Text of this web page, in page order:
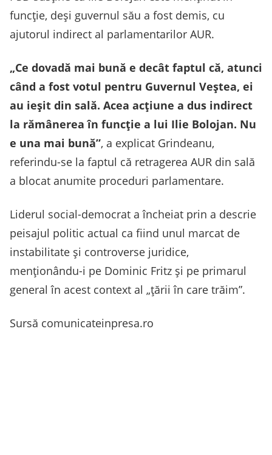
funcție, deși guvernul său a fost demis, cu
ajutorul indirect al parlamentarilor AUR.
„Ce dovadă mai bună e decât faptul că, atunci
când a fost votul pentru Guvernul Veștea, ei
au ieșit din sală. Acea acțiune a dus indirect
la rămânerea în funcție a lui Ilie Bolojan. Nu
e una mai bună”, a explicat Grindeanu,
referindu-se la faptul că retragerea AUR din sală
a blocat anumite proceduri parlamentare.
Liderul social-democrat a încheiat prin a descrie
peisajul politic actual ca fiind unul marcat de
instabilitate și controverse juridice,
menționându-i pe Dominic Fritz și pe primarul
general în acest context al „țării în care trăim”.
Sursă comunicateinpresa.ro